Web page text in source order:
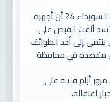
وأفادت مصادر من شبكة السويداء 24 أن أجهزة
ألقت القبض على
إلى أحد الطوائف
مقصده في محافظة
أيام قليلة على
اعتقاله.